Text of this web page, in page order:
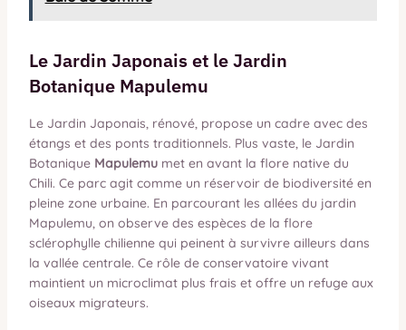
Le Jardin Japonais et le Jardin
Botanique Mapulemu
Le Jardin Japonais, rénové, propose un cadre avec des
étangs et des ponts traditionnels. Plus vaste, le Jardin
Botanique Mapulemumet en avant la flore native du
Chili. Ce parc agit comme un réservoir de biodiversité en
pleine zone urbaine. En parcourant les allées du jardin
Mapulemu, on observe des espèces de la flore
sclérophylle chilienne qui peinent à survivre ailleurs dans
la vallée centrale. Ce rôle de conservatoire vivant
maintient un microclimat plus frais et offre un refuge aux
oiseaux migrateurs.